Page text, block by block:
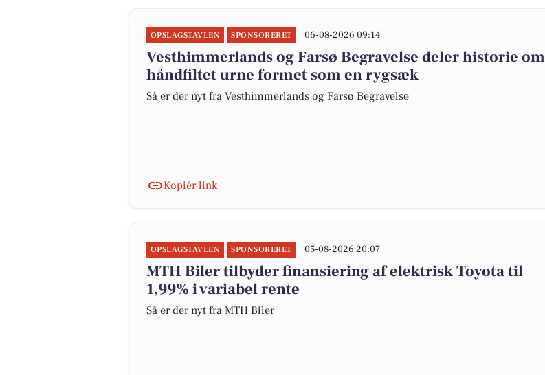
OPSLAGSTAVLEN SPONSORERET 06-08-2026 09:14
Vesthimmerlands og Farsø Begravelse deler historie om
håndfiltet urne formet som en rygsæk
Så er der nyt fra Vesthimmerlands og Farsø Begravelse
Kopiér link
OPSLAGSTAVLEN SPONSORERET 05-08-2026 20:07
MTH Biler tilbyder finansiering af elektrisk Toyota til
1,99% i variabel rente
Så er der nyt fra MTH Biler